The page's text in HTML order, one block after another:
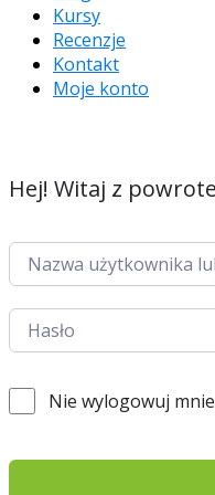
Kursy
Recenzje
Kontakt
Moje konto
Hej! Witaj z
Nie wylogowuj mnie